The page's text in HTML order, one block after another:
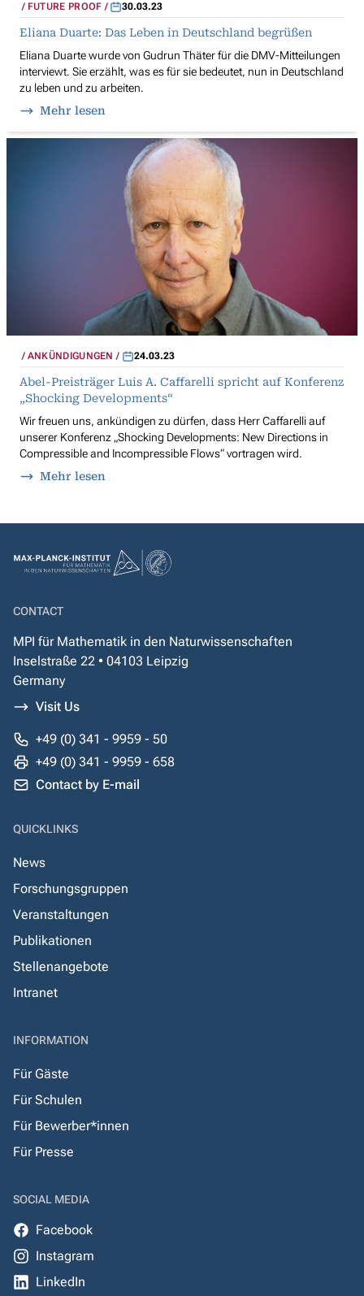
FUTURE PROOF 30.03.23
Eliana Duarte: Das Leben in Deutschland begrüßen
Eliana Duarte wurde von Gudrun Thäter für die DMV-Mitteilungen
interviewt. Sie erzählt, was es für sie bedeutet, nun in Deutschland
zu leben und zu arbeiten.
Mehr lesen
ANKÜNDIGUNGEN 24.03.23
Abel-Preisträger Luis A. Caffarelli spricht auf Konferenz
„Shocking Developments“
Wir freuen uns, ankündigen zu dürfen, dass Herr Caffarelli auf
unserer Konferenz „Shocking Developments: New Directions in
Compressible and Incompressible Flows“ vortragen wird.
Mehr lesen
CONTACT
MPI für Mathematik in den Naturwissenschaften
Inselstraße 22 • 04103 Leipzig
Germany
Visit Us
+49 (0) 341 - 9959 - 50
+49 (0) 341 - 9959 - 658
Contact by E-mail
QUICKLINKS
News
Forschungsgruppen
Veranstaltungen
Publikationen
Stellenangebote
Intranet
INFORMATION
Für Gäste
Für Schulen
Für Bewerber*innen
Für Presse
SOCIAL MEDIA
Facebook
Instagram
LinkedIn